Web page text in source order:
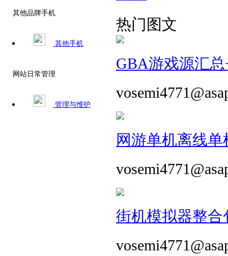
其他品牌手机
其他手机
网站日常管理
管理与维护
热门图文
GBA游戏源汇
网游单机离线
街机模拟器整合